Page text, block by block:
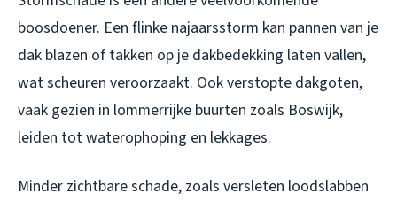
boosdoener. Een flinke najaarsstorm kan pannen van je
dak blazen of takken op je dakbedekking laten vallen,
wat scheuren veroorzaakt. Ook verstopte dakgoten,
vaak gezien in lommerrijke buurten zoals Boswijk,
leiden tot waterophoping en lekkages.
Minder zichtbare schade, zoals versleten loodslabben